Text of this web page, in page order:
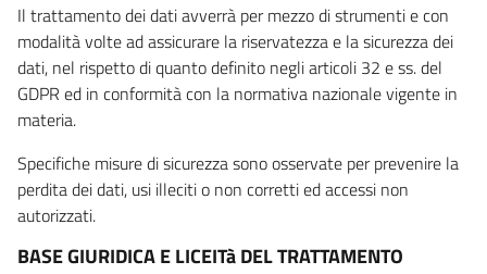
Il trattamento dei dati avverrà per mezzo di strumenti e con
modalità volte ad assicurare la riservatezza e la sicurezza dei
dati, nel rispetto di quanto definito negli articoli 32 e ss. del
GDPR ed in conformità con la normativa nazionale vigente in
materia.
Specifiche misure di sicurezza sono osservate per prevenire la
perdita dei dati, usi illeciti o non corretti ed accessi non
autorizzati.
BASE GIURIDICA E LICEITà DEL TRATTAMENTO